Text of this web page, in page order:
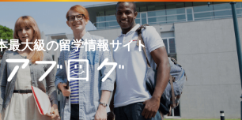
最大級の留学情報サイト